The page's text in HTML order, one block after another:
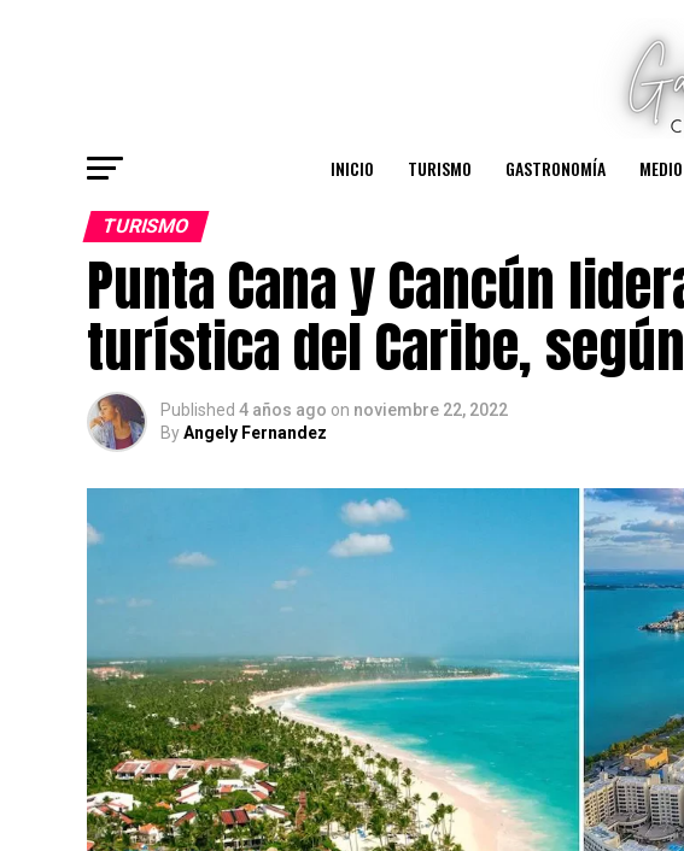
INICIO TURISMO GASTRONOMÍA
TURISMO
Punta Cana y Cancún
turística del Caribe,
Published 4 años ago on noviembre 22, 2022
ByAngely Fernandez